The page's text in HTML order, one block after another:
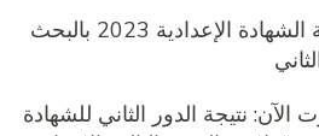
نتيجة الشهادة الإعدادية 2023 بالبحث
الآن: نتيجة الدور الثاني للشهادة